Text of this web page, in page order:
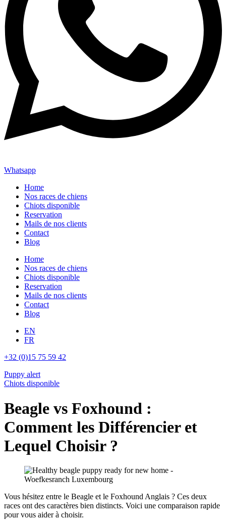
Whatsapp
Home
Nos races de chiens
Chiots disponible
Reservation
Mails de nos clients
Contact
Blog
Home
Nos races de chiens
Chiots disponible
Reservation
Mails de nos clients
Contact
Blog
EN
FR
+32 (0)15 75 59 42
Puppy alert
Chiots disponible
Beagle vs Foxhound :
Comment les Différencier et
Lequel Choisir ?
Vous hésitez entre le Beagle et le Foxhound Anglais ? Ces deux
races ont des caractères bien distincts. Voici une comparaison rapide
pour vous aider à choisir.